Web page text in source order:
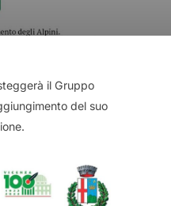
il Gruppo
del suo